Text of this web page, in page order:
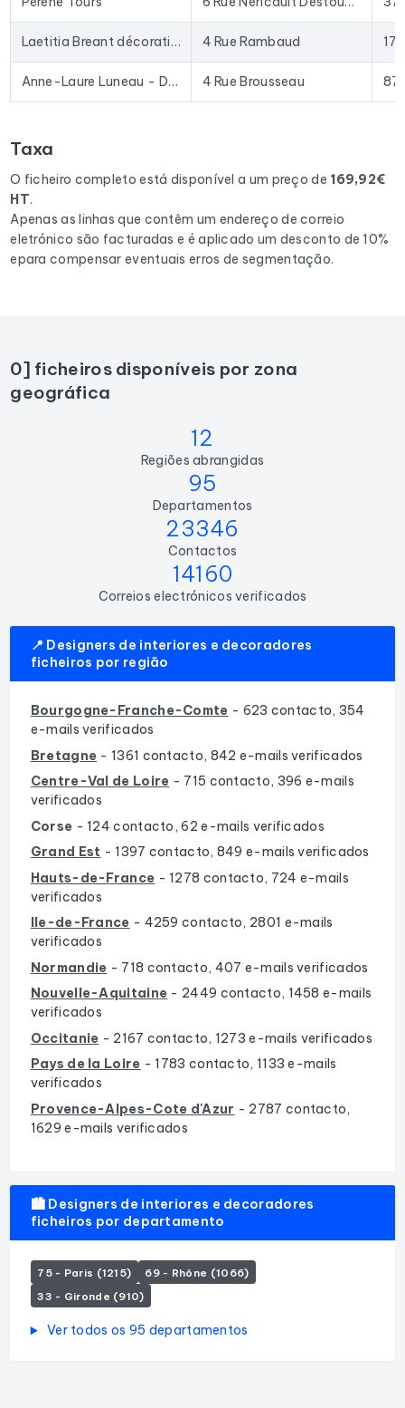
decoradoresou enriquecer o seu CRM com dados
atualizados. O formato Excel permite a importação direta
para a maioria das ferramentas de prospeção e plataformas
de e-mail existentes no mercado.
Cabinet d'architecte d'intérieur, Designer d'intérieur,
Décorateur d'intérieur, Entrepreneur spécialisé dans la
décoration d'intérieur.
Laetitia Breant décoration : Décoratrice d'intérieur La Rochelle, île de Ré, Oléron 4 Rue Rambaud
Anne-Laure Luneau - Designer d'intérieur 4 Rue Brousseau
Taxa
O ficheiro completo está disponível a um preço de 169,92€
HT.
Apenas as linhas que contêm um endereço de correio
eletrónico são facturadas e é aplicado um desconto de 10%
epara compensar eventuais erros de segmentação.
0] ficheiros disponíveis por zona
geográfica
12
Regiões abrangidas
95
Departamentos
23346
Contactos
14160
Correios electrónicos verificados
📍 Designers de interiores e decoradores
ficheiros por região
Bourgogne-Franche-Comte - 623 contacto, 354
e-mails verificados
Bretagne - 1361 contacto, 842 e-mails verificados
Centre-Val de Loire - 715 contacto, 396 e-mails
verificados
Corse - 124 contacto, 62 e-mails verificados
Grand Est - 1397 contacto, 849 e-mails verificados
Hauts-de-France - 1278 contacto, 724 e-mails
verificados
Ile-de-France - 4259 contacto, 2801 e-mails
verificados
Normandie - 718 contacto, 407 e-mails verificados
Nouvelle-Aquitaine - 2449 contacto, 1458 e-mails
verificados
Occitanie - 2167 contacto, 1273 e-mails verificados
Pays de la Loire - 1783 contacto, 1133 e-mails
verificados
Provence-Alpes-Cote d'Azur - 2787 contacto,
1629 e-mails verificados
🏙️ Designers de interiores e decoradores
ficheiros por departamento
75 - Paris (1215)
69 - Rhône (1066)
33 - Gironde (910)
Ver todos os 95 departamentos